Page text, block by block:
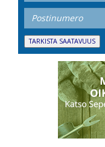
TARKISTA SAATAVUUS